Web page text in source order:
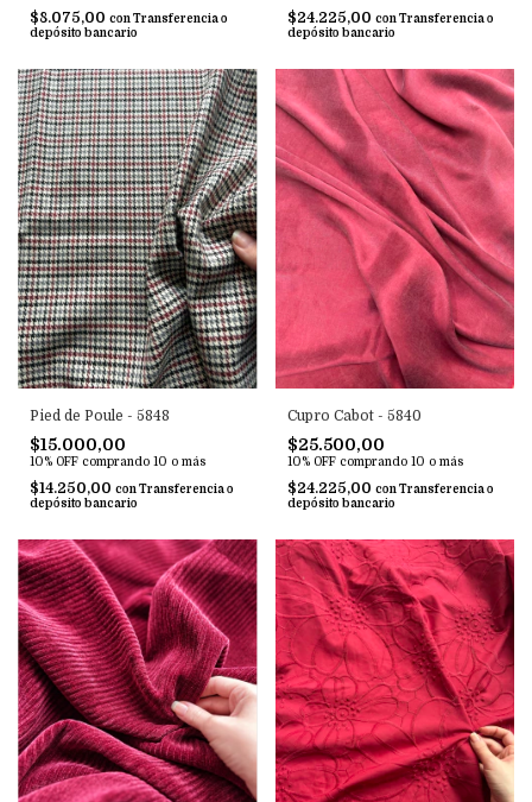
$8.075,00 conTransferencia o
depósito bancario
$24.225,00 con Transferencia o
depósito bancario
Pied de Poule - 5848
$15.000,00
10% OFF comprando 10 o más
$14.250,00 con Transferencia o
depósito bancario
Cupro Cabot - 5840
$25.500,00
10% OFF comprando 10 o más
$24.225,00 con Transferencia o
depósito bancario